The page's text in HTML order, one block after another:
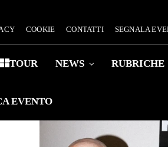
COOKIE CONTATTI SEGNALA
TOUR NEWS RUBRICHE
EVENTO